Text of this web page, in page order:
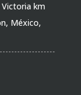
km
México,